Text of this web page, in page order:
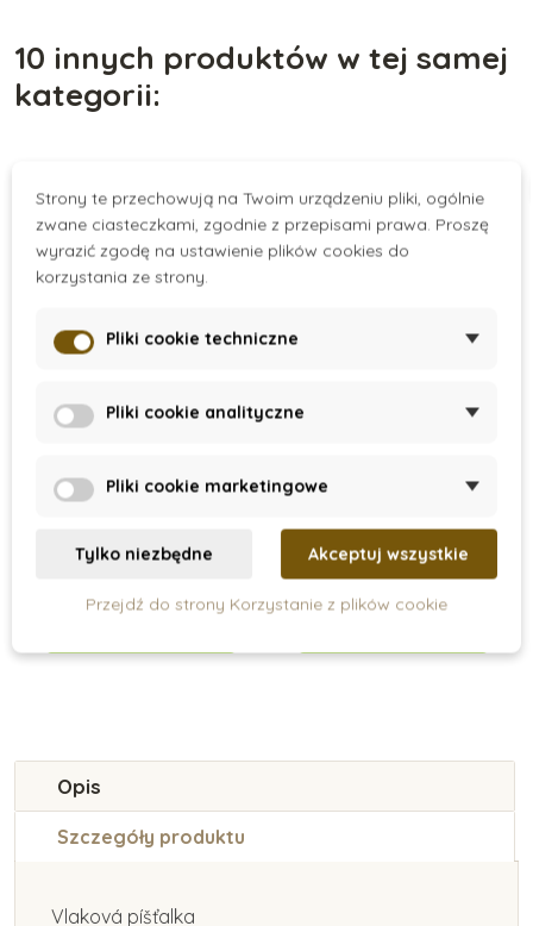
10 innych produktów w tej samej
kategorii:
Owoce z deską do
136 zł
Dodaj do koszyka
-40%
Wyprzedaż
Zestaw do golenia
116 zł193 zł
Dodaj do koszyka
Opis
Szczegóły produktu
Vlaková píšťalka
Strony te przechowują na Twoim urządzeniu pliki, ogólnie
zwane ciasteczkami, zgodnie z przepisami prawa. Proszę
wyrazić zgodę na ustawienie plików cookies do
korzystania ze strony.
Pliki cookie techniczne
Pliki cookie analityczne
Pliki cookie marketingowe
Tylko niezbędne Akceptuj wszystkie
Przejdź do strony Korzystanie z plików cookie